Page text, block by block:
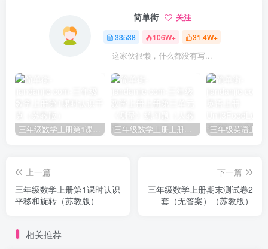
简单街 关注
33538 106W+ 31.4W+
这家伙很懒，什么都没有写...
上一篇
三年级数学上册第1课时认识
平移和旋转（苏教版）
下一篇
三年级数学上册期末测试卷2
套（无答案）（苏教版）
相关推荐